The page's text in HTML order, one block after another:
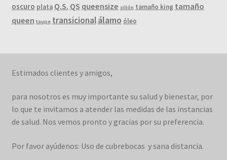
oscuro plata Q.S. QS queensize sillón tamaño king tamaño
queen taupe transicionalálamo óleo
Estimados clientes y amigos,
para nosotros es muy importante su salud y bienestar, por
lo que te invitamos a atender las medidas de las instancias
de salud. Nos vemos pronto y gracias por su preferencia.
Por favor ayúdenos: Uso de cubrebocas y sana distancia.